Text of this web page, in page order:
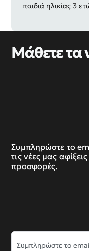
παιδιά ηλικίας 3
Μάθετε τα
Συμπληρώστε το
τις νέες μας
προσφορές.
Συμπληρώστε
το